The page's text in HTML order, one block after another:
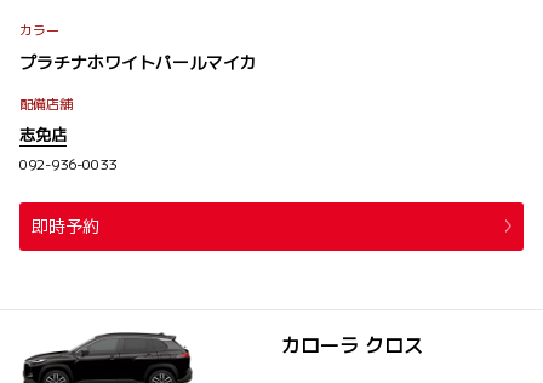
カラー
プラチナホワイトパールマイカ
配備店舗
志免店
092-936-0033
即時予約
カローラ クロス